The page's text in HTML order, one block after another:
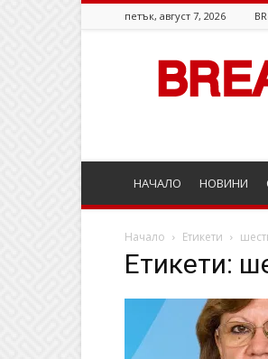
петък, август 7, 2026
НАЧАЛО НОВИНИ
Начало Етикети
Етикети: